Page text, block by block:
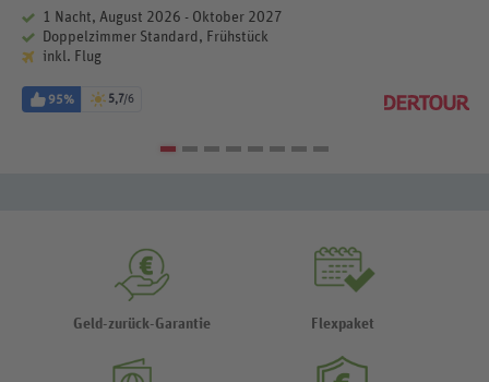
1 Nacht, August 2026 - Oktober 2027
Doppelzimmer Standard, Frühstück
inkl. Flug
95% 5,7/6
Geld-zurück-Garantie Flexpaket